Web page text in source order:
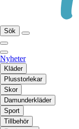
Sök
Nyheter
Kläder
Plusstorlekar
Skor
Damunderkläder
Sport
Tillbehör